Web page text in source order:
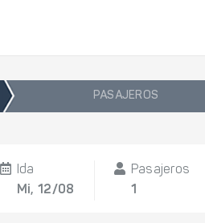
PASAJEROS
Ida
Mi, 12/08
Pasajeros
1